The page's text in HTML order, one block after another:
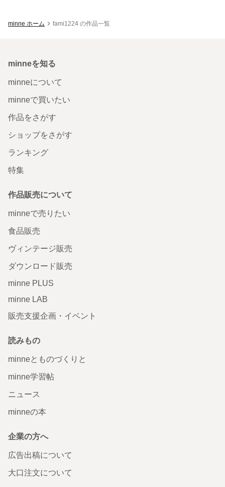
minne ホーム fami1224 の作品一覧
minneを知る
minneについて
minneで買いたい
作品をさがす
ショップをさがす
ランキング
特集
作品販売について
minneで売りたい
食品販売
ヴィンテージ販売
ダウンロード販売
minne PLUS
minne LAB
販売支援企画・イベント
読みもの
minneとものづくりと
minne学習帖
ニュース
minneの本
企業の方へ
広告出稿について
大口注文について